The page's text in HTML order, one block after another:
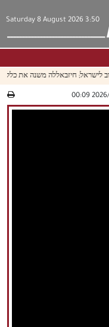
Saturday 8 August 2026 3:50
לישראל; חיזבאללה משנה את כללי